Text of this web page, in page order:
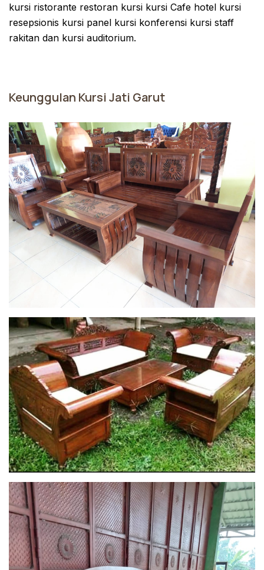
kursi ristorante restoran kursi kursi Cafe hotel kursi
resepsionis kursi panel kursi konferensi kursi staff
rakitan dan kursi auditorium.
Keunggulan Kursi Jati Garut